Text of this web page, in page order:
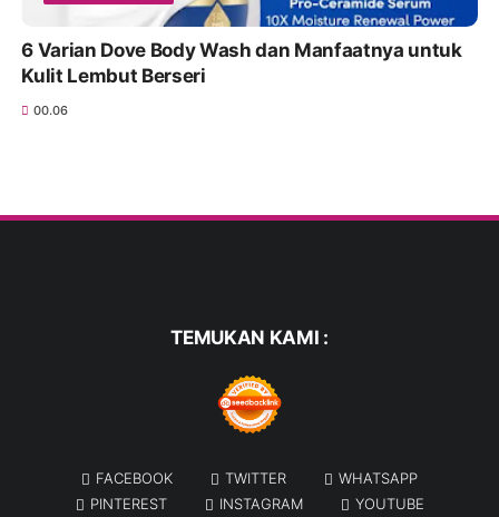
6 Varian Dove Body Wash dan Manfaatnya untuk
Kulit Lembut Berseri
00.06
TEMUKAN KAMI :
FACEBOOK TWITTER
WHATSAPP
PINTEREST
INSTAGRAM YOUTUBE